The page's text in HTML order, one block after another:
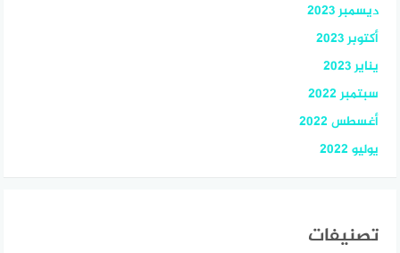
ديسمبر 2023
أكتوبر 2023
يناير 2023
سبتمبر 2022
أغسطس 2022
يوليو 2022
تصنيفات